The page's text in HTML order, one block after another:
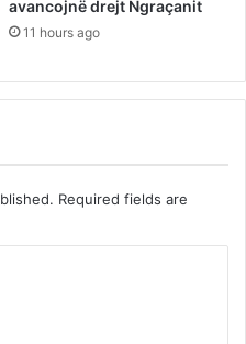
avancojnë drejt Ngraçanit
11 hours ago
Required fields are